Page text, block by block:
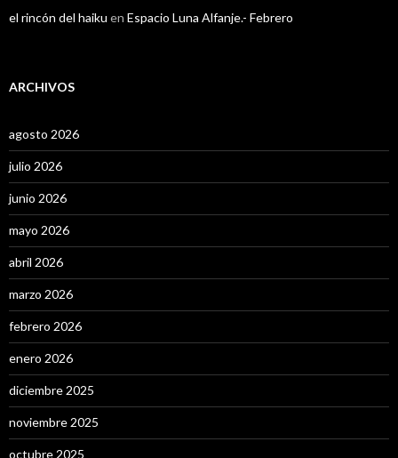
el rincón del haiku en Espacio Luna Alfanje.- Febrero
ARCHIVOS
agosto 2026
julio 2026
junio 2026
mayo 2026
abril 2026
marzo 2026
febrero 2026
enero 2026
diciembre 2025
noviembre 2025
octubre 2025